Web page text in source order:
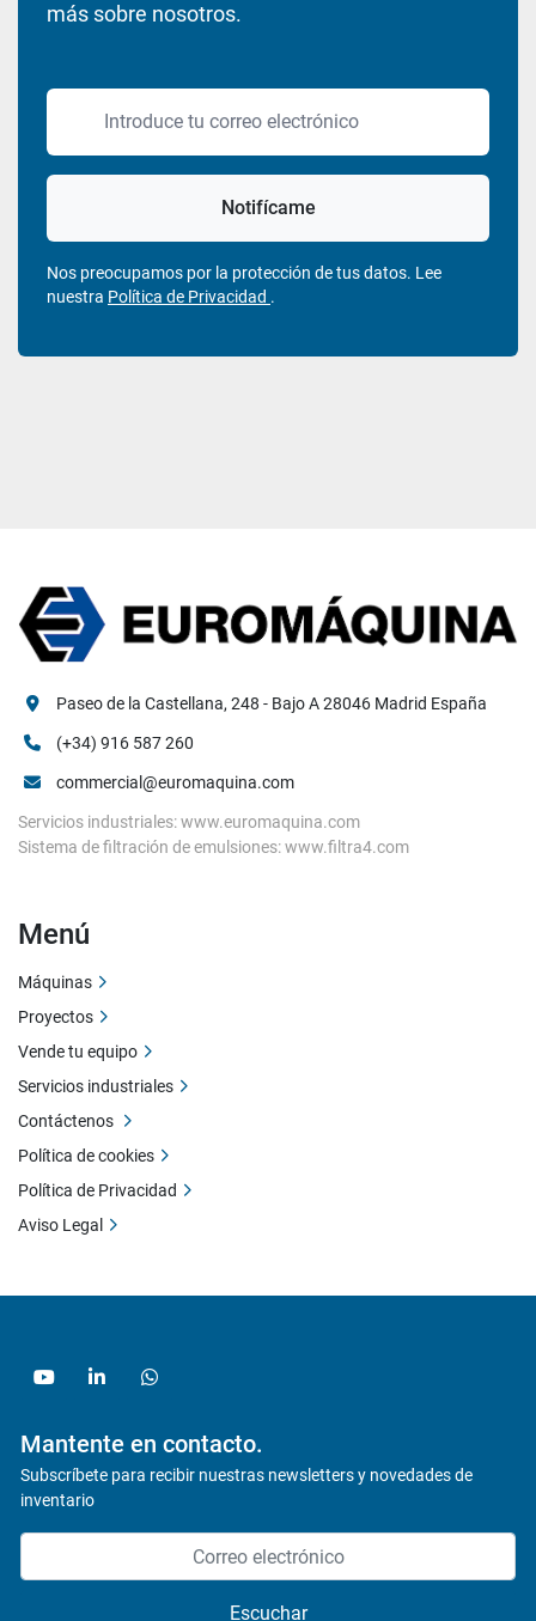
más sobre nosotros.
Notifícame
Nos preocupamos por la protección de tus datos. Lee
nuestra Política de Privacidad .
youtubelinkedinwhatsapp
Mantente en contacto.
Subscríbete para recibir nuestras newsletters y novedades de
inventario
Escuchar
Paseo de la Castellana, 248 - Bajo A 28046 Madrid España
(+34) 916 587 260
commercial@euromaquina.com
Servicios industriales: www.euromaquina.com
Sistema de filtración de emulsiones: www.filtra4.com
Menú
Máquinas
Proyectos
Vende tu equipo
Servicios industriales
Contáctenos
Política de cookies
Política de Privacidad
Aviso Legal